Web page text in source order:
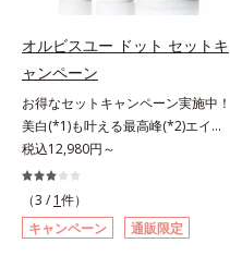
いうわけではありません※敏感肌対
象パッチテスト済（すべての人に皮
膚刺激がおきないというわけではあ
りません）※弱酸性（ローション・
モイスチャーのみ）アレルギーテス
ト済＝全ての方にアレルギーが起こ
らないということではありません。
ノンコメドジェニックテスト済＝す
べての人にコメド（ニキビのもと）
ができないというわけではありませ
ん。
指します。無油分・無着色・無香
料・アルコールフリー・界面活性剤
不使用(*5)・パラベンフリー、6つ
のフリー処方で徹底的に肌に寄り添
います。*1 乾燥と敏感をくり返す
こと*2 敏感肌対象連用テスト済
（すべての方のお肌に合うというこ
とではありません）*3 乾燥して敏
感に感じやすい状態のこと*4 発酵
アミノ酸（ポリグルタミン酸）配合
＝乾燥を防ぎ、うるおいに満ちた肌
オルビスユー ドット セットキ
ャンペーン
お得なセットキャンペーン実施中！
美白(*1)も叶える最高峰(*2)エイジ
ングケア(*3)。ハリも透明感(*4)も
結果主義。年齢サイン(*5)の因子に
着目した肌科学エイジングケア(*3)
シリーズ。オルビスユー ドットシ
リーズは、年齢による肌悩み一つ一
税込12,980円～
（3 / 1件）
キャンペーン
通販限定